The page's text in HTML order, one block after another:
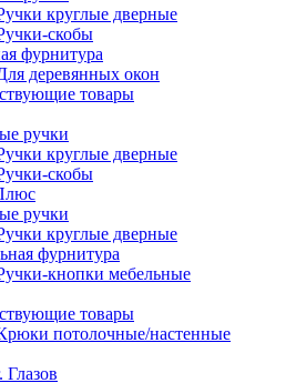
круглые дверные
скобы
фурнитура
деревянных окон
товары
ручки
круглые дверные
скобы
ручки
круглые дверные
фурнитура
кнопки мебельные
товары
потолочные/настенные
Глазов